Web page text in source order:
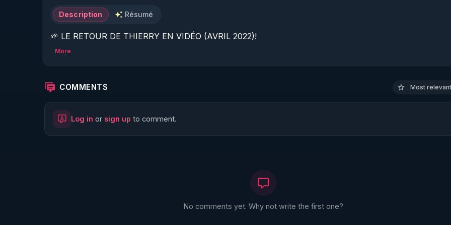
Description Résumé
🌱 LE RETOUR DE THIERRY EN VIDÉO (AVRIL 2022)!
🌱 LE MAGAZINE RÉGÉNÈRE
http://rgnr.li/ymag
More
COMMENTS Most
Log in or sign up to comment.
No comments yet. Why not write the first one?